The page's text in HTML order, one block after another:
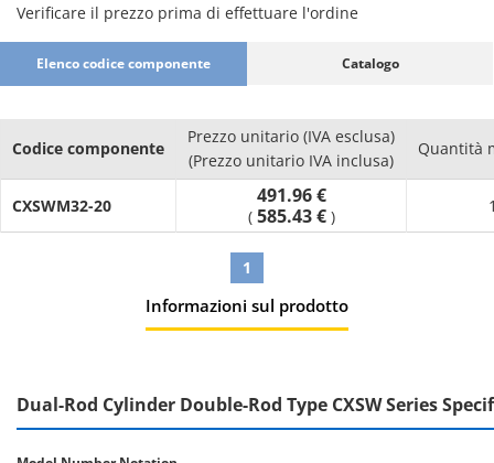
Verificare il prezzo prima di effettuare l'ordine
Elenco codice componente Catalogo
Codice componente
Prezzo unitario (IVA esclusa)
(Prezzo unitario IVA inclusa)
Quantità
CXSWM32-20 491.96 €
( 585.43 € )
1
Informazioni sul prodotto
Dual-Rod Cylinder Double-Rod Type CXSW Series